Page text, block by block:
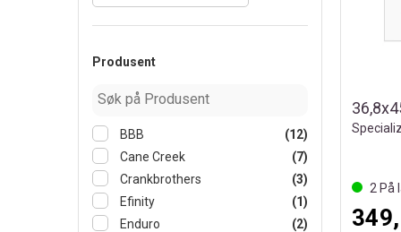
Produsent
BBB
(12)
Cane Creek
(7)
Crankbrothers
(3)
Efinity
(1)
Enduro
(2)
2 På